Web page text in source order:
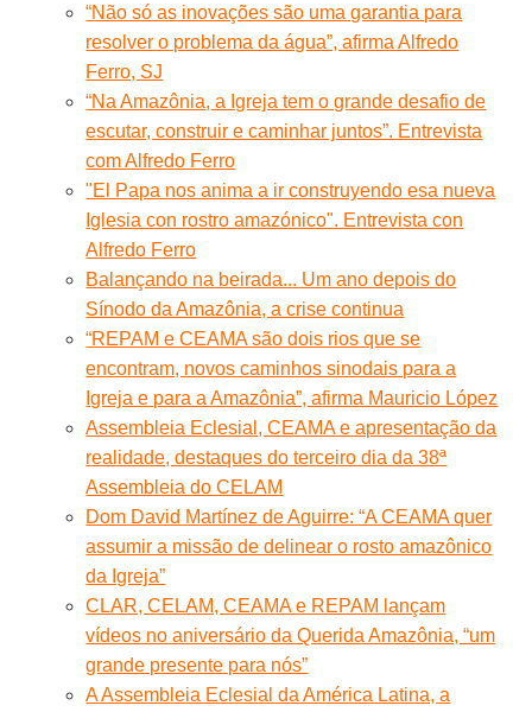
“Não só as inovações são uma garantia para
resolver o problema da água”, afirma Alfredo
Ferro, SJ
“Na Amazônia, a Igreja tem o grande desafio de
escutar, construir e caminhar juntos”. Entrevista
com Alfredo Ferro
"El Papa nos anima a ir construyendo esa nueva
Iglesia con rostro amazónico". Entrevista con
Alfredo Ferro
Balançando na beirada... Um ano depois do
Sínodo da Amazônia, a crise continua
“REPAM e CEAMA são dois rios que se
encontram, novos caminhos sinodais para a
Igreja e para a Amazônia”, afirma Mauricio López
Assembleia Eclesial, CEAMA e apresentação da
realidade, destaques do terceiro dia da 38ª
Assembleia do CELAM
Dom David Martínez de Aguirre: “A CEAMA quer
assumir a missão de delinear o rosto amazônico
da Igreja”
CLAR, CELAM, CEAMA e REPAM lançam
vídeos no aniversário da Querida Amazônia, “um
grande presente para nós”
A Assembleia Eclesial da América Latina, a